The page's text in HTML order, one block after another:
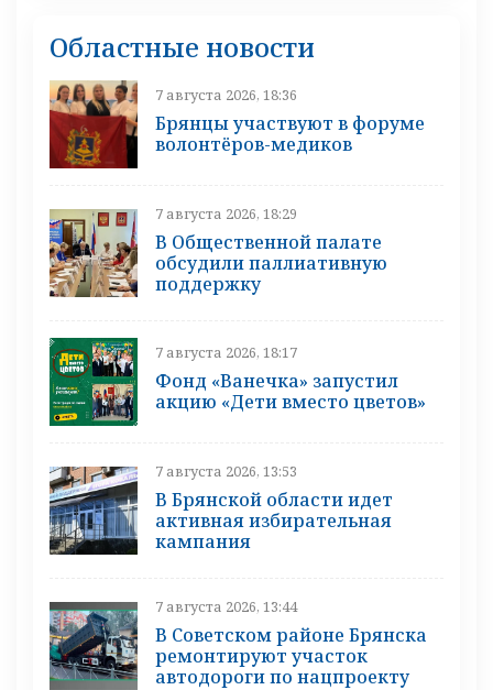
Областные новости
7 августа 2026, 18:36
Брянцы участвуют в форуме
волонтёров-медиков
7 августа 2026, 18:29
В Общественной палате
обсудили паллиативную
поддержку
7 августа 2026, 18:17
Фонд «Ванечка» запустил
акцию «Дети вместо цветов»
7 августа 2026, 13:53
В Брянской области идет
активная избирательная
кампания
7 августа 2026, 13:44
В Советском районе Брянска
ремонтируют участок
автодороги по нацпроекту